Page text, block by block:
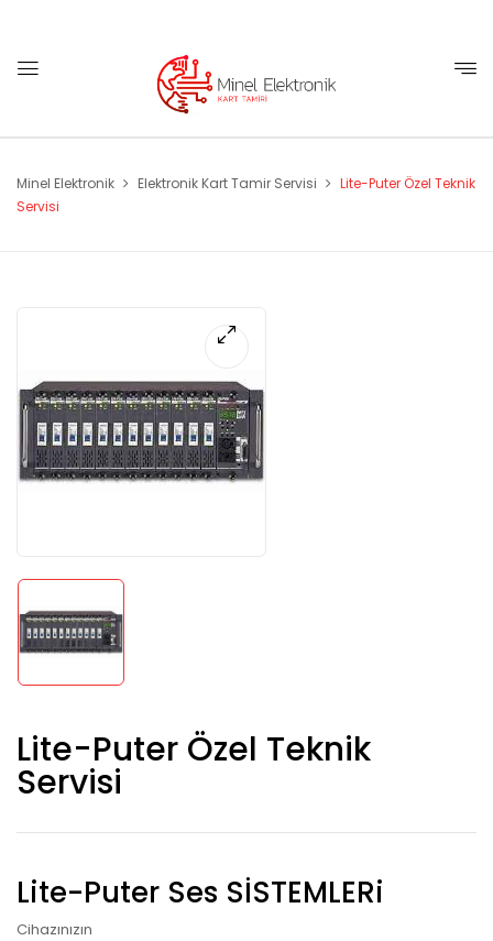
Minel Elektronik Elektronik Kart Tamir Servisi
Lite-Puter Özel Teknik
Servisi
Lite-Puter Özel Teknik
Servisi
Lite-Puter Ses SİSTEMLERi
Cihazınızın